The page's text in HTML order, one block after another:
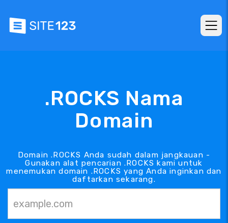
.ROCKS Nama
Domain
Domain .ROCKS Anda sudah dalam jangkauan -
Gunakan alat pencarian .ROCKS kami untuk
menemukan domain .ROCKS yang Anda inginkan dan
daftarkan sekarang.